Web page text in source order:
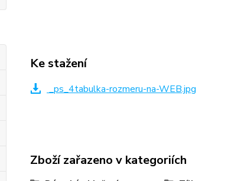
Ke stažení
_ps_4tabulka-rozmeru-na-WEB.jpg
Zboží zařazeno v kategoriích